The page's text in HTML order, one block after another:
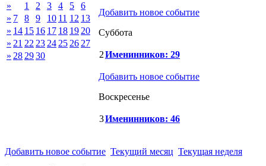
»
1 2 3 4 5
6
» 7 8 9 10 11 12 13
» 14 15 16 17 18 19 20
» 21 22 23 24 25 26 27
» 28 2930
Добавить новое событие
Суббота
2Именинников: 29
Добавить новое событие
Воскресенье
3Именинников: 46
Добавить новое событие Текущий месяц Текущая неделя